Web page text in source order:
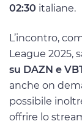
02:30 italiane.
L’incontro,
League 2025,
su DAZN e
anche on
possibile
offrire lo